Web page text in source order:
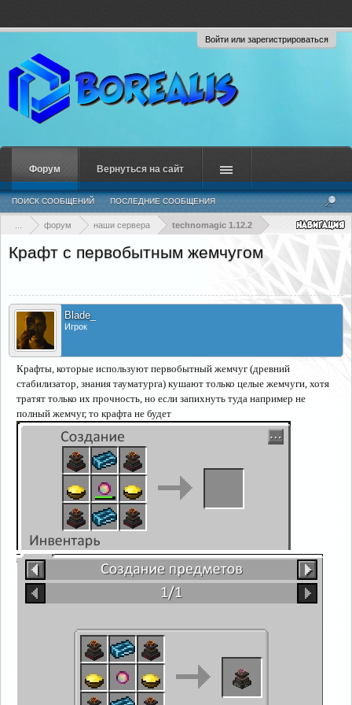
Войти или зарегистрироваться
форум наши сервера technomagic 1.12.2
Крафт с первобытным жемчугом
Blade_
Игрок
Крафты, которые используют первобытный жемчуг (древний
стабилизатор, знания тауматурга) кушают только целые жемчуги, хотя
тратят только их прочность, но если запихнуть туда например не
полный жемчуг, то крафта не будет
Форум
ПОИСК СООБЩЕНИЙ ПОСЛЕДНИЕ СООБЩЕНИЯ
Вернуться на сайт